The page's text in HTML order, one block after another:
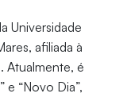
Universidade
afiliada à
Atualmente, é
e “Novo Dia”,